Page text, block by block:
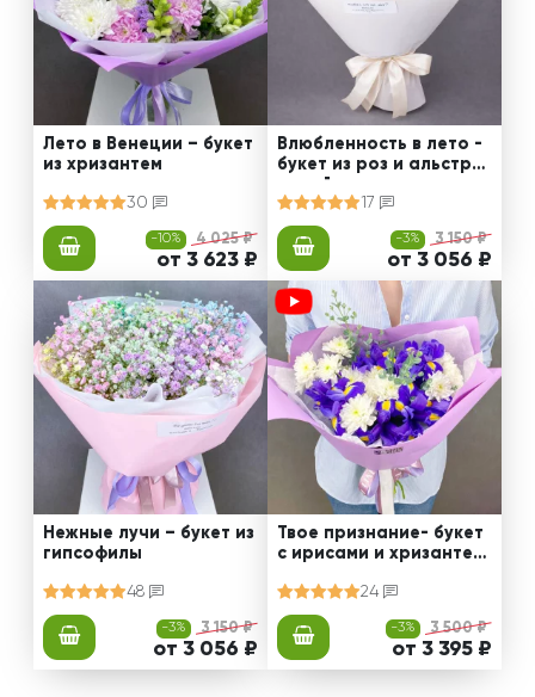
Лето в Венеции – букет
из хризантем
30
-10% 4 025 ₽
от 3 623 ₽
Влюбленность в лето -
букет из роз и альстро
мерий
17
-3% 3 150 ₽
от 3 056 ₽
Нежные лучи – букет из
гипсофилы
48
-3% 3 150 ₽
от 3 056 ₽
Твое признание- букет
с ирисами и хризантем
24
-3% 3 500 ₽
от 3 395 ₽